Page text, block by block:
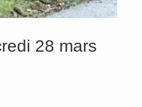
28 mars